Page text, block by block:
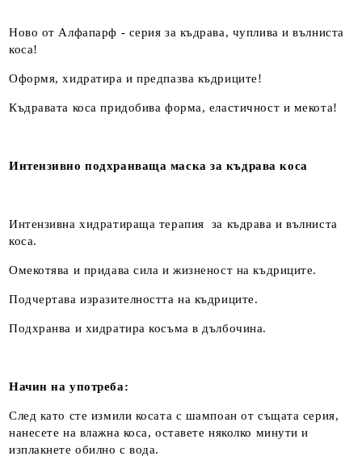
Ново от Алфапарф - серия за къдрава, чуплива и вълниста
коса!
Оформя, хидратира и предпазва къдриците!
Къдравата коса придобива форма, еластичност и мекота!
Интензивно подхранваща маска за къдрава коса
Интензивна хидратираща терапия за къдрава и вълниста
коса.
Омекотява и придава сила и жизненост на къдриците.
Подчертава изразителността на къдриците.
Подхранва и хидратира косъма в дълбочина.
Начин на употреба:
След като сте измили косата с шампоан от същата серия,
нанесете на влажна коса, оставете няколко минути и
изплакнете обилно с вода.